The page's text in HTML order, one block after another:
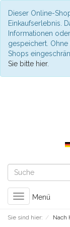
Dieser Online-
Einkaufserlebnis.
Informationen
gespeichert.
Shops
Sie bitte hier.
Toggle
navigation
Menü
Sie sind hier: Nach